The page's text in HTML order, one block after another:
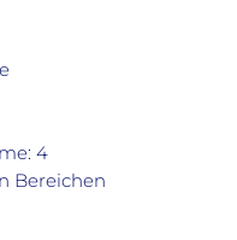
4
Bereichen